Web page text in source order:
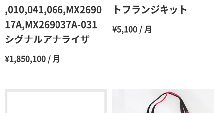
7ヶ月 60％（割引率 40％）
8ヶ月 55％（割引率45％）
9ヶ月
10ヶ月
45％（割引率55％）
,010,041,066,MX2690
17A,MX269037A-031
シグナルアナライザ
¥1,850,100 / 月
トフランジキット
¥5,100 / 月